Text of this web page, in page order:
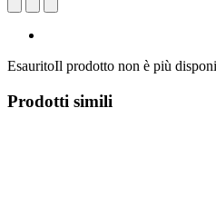
EsauritoIl prodotto non è più
Prodotti simili